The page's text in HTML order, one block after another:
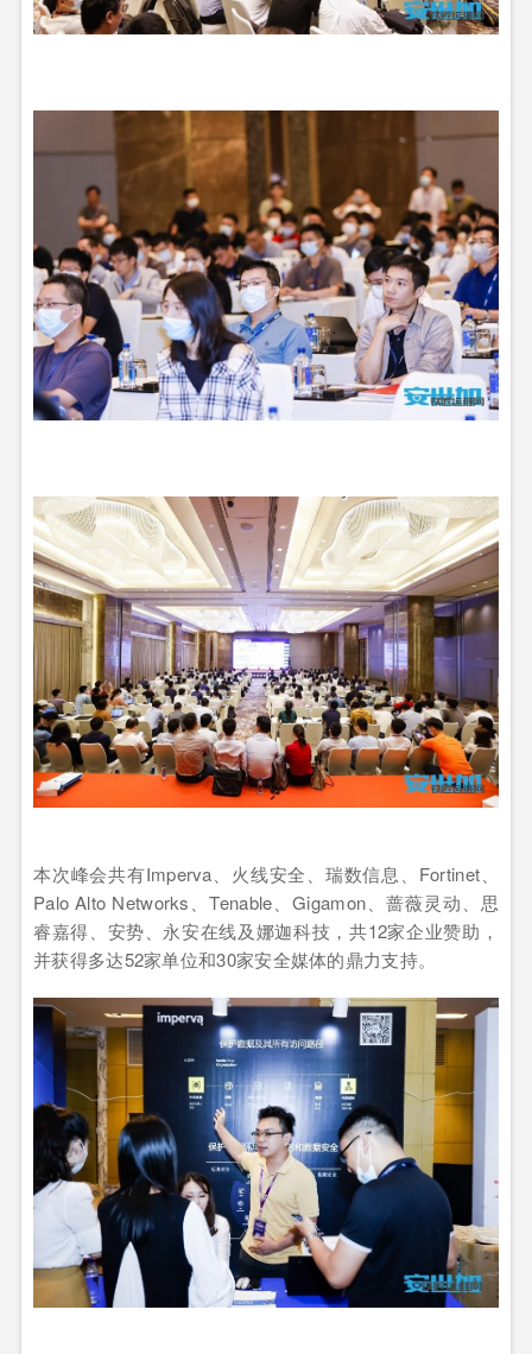
本次峰会共有Imperva、火线安全、瑞数信息、Fortinet、
Palo Alto Networks、Tenable、Gigamon、蔷薇灵动、思
睿嘉得、安势、永安在线及娜迦科技，共12家企业赞助，
并获得多达52家单位和30家安全媒体的鼎力支持。